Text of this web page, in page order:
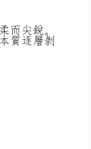
尖銳。
質逐層剝